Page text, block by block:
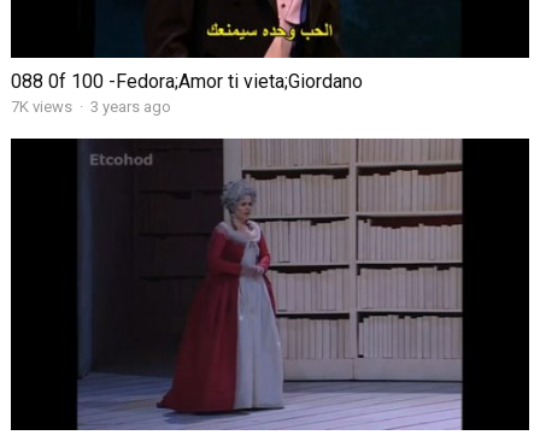
088 0f 100 -Fedora;Amor ti vieta;Giordano
7K views · 3 years ago